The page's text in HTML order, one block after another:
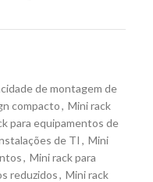
de montagem de
compacto, Mini rack
para equipamentos de
de TI , Mini
, Mini rack para
reduzidos, Mini rack